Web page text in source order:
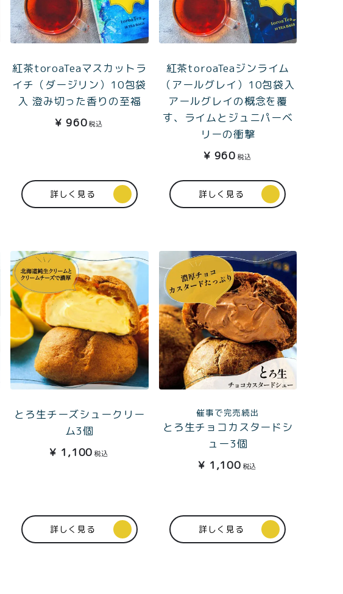
紅茶toroaTeaマスカットラ
イチ（ダージリン）10包袋
入 澄み切った香りの至福
¥ 960税込
詳しく見る
紅茶toroaTeaジンライム
（アールグレイ）10包袋入
アールグレイの概念を覆
す、ライムとジュニパーベ
リーの衝撃
¥ 960 税込
詳しく見る
とろ生チーズシュークリー
ム3個
¥ 1,100 税込
詳しく見る
催事で完売続出
とろ生チョコカスタードシ
ュー3個
¥ 1,100 税込
詳しく見る